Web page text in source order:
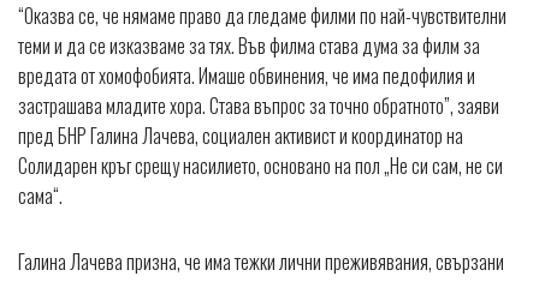
“Оказва се, че нямаме право да гледаме филми по най-чувствителни
теми и да се изказваме за тях. Във филма става дума за филм за
вредата от хомофобията. Имаше обвинения, че има педофилия и
застрашава младите хора. Става въпрос за точно обратното”, заяви
пред БНР Галина Лачева, социален активист и координатор на
Солидарен кръг срещу насилието, основано на пол „Не си сам, не си
сама“.
Галина Лачева призна, че има тежки лични преживявания, свързани